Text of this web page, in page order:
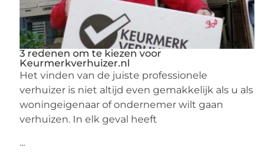
3 redenen om te kiezen voor
Keurmerkverhuizer.nl
Het vinden van de juiste professionele
verhuizer is niet altijd even gemakkelijk als u als
woningeigenaar of ondernemer wilt gaan
verhuizen. In elk geval heeft
...